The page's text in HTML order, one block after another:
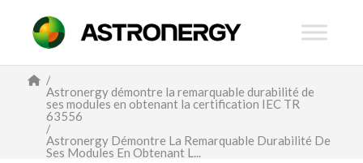
/
Astronergy démontre la remarquable durabilité de
ses modules en obtenant la certification IEC TR
63556
/
Astronergy Démontre La Remarquable Durabilité De
Ses Modules En Obtenant L...